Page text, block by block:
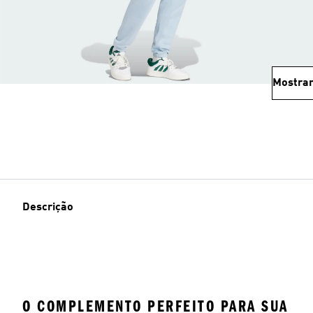
Descrição
O COMPLEMENTO PERFEITO PARA SUA